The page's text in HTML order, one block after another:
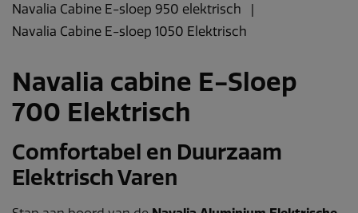
Navalia Cabine E-sloep 950 elektrisch
Navalia Cabine E-sloep 1050 Elektrisch
Navalia cabine E-Sloep
700 Elektrisch
Comfortabel en Duurzaam
Elektrisch Varen